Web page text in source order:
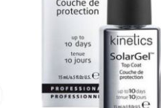
Click to enlarge